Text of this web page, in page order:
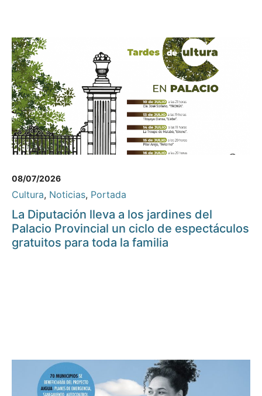
08/07/2026
Cultura, Noticias, Portada
La Diputación lleva a los jardines del
Palacio Provincial un ciclo de espectáculos
gratuitos para toda la familia